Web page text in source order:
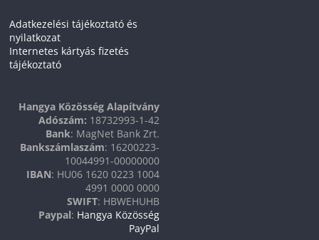
Adatkezelési tájékoztató és
nyilatkozat
Internetes kártyás fizetés
tájékoztató
Hangya Közösség Alapítvány
Adószám: 18732993-1-42
Bank: MagNet Bank Zrt.
Bankszámlaszám: 16200223-
10044991-00000000
IBAN: HU06 1620 0223 1004
4991 0000 0000
SWIFT: HBWEHUHB
Paypal: Hangya Közösség
PayPal